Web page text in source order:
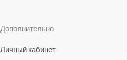
Дополнительно
Личный кабинет